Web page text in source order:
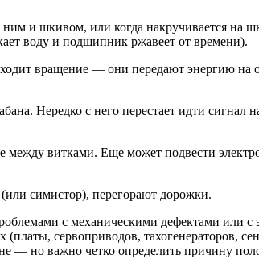
и шкивом, или когда накручивается на
воду и подшипник ржавеет от времени).
вращение — они передают энергию на
Нередко с него перестает идти сигнал
витками. Еще может подвести
(или симистор), перегорают дорожки.
с механическими дефектами или
сервоприводов, тахогенераторов,
— но важно четко определить причину